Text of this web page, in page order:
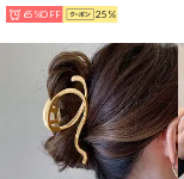
65%OFF 25%